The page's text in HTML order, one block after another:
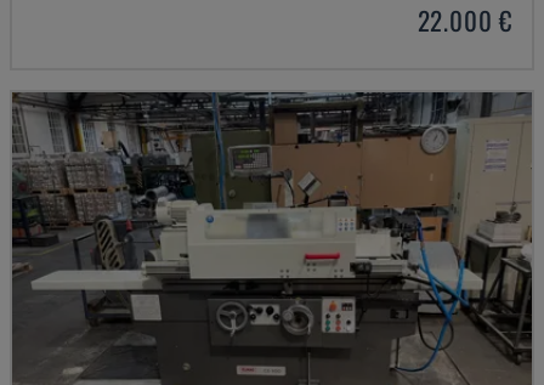
22.000 €